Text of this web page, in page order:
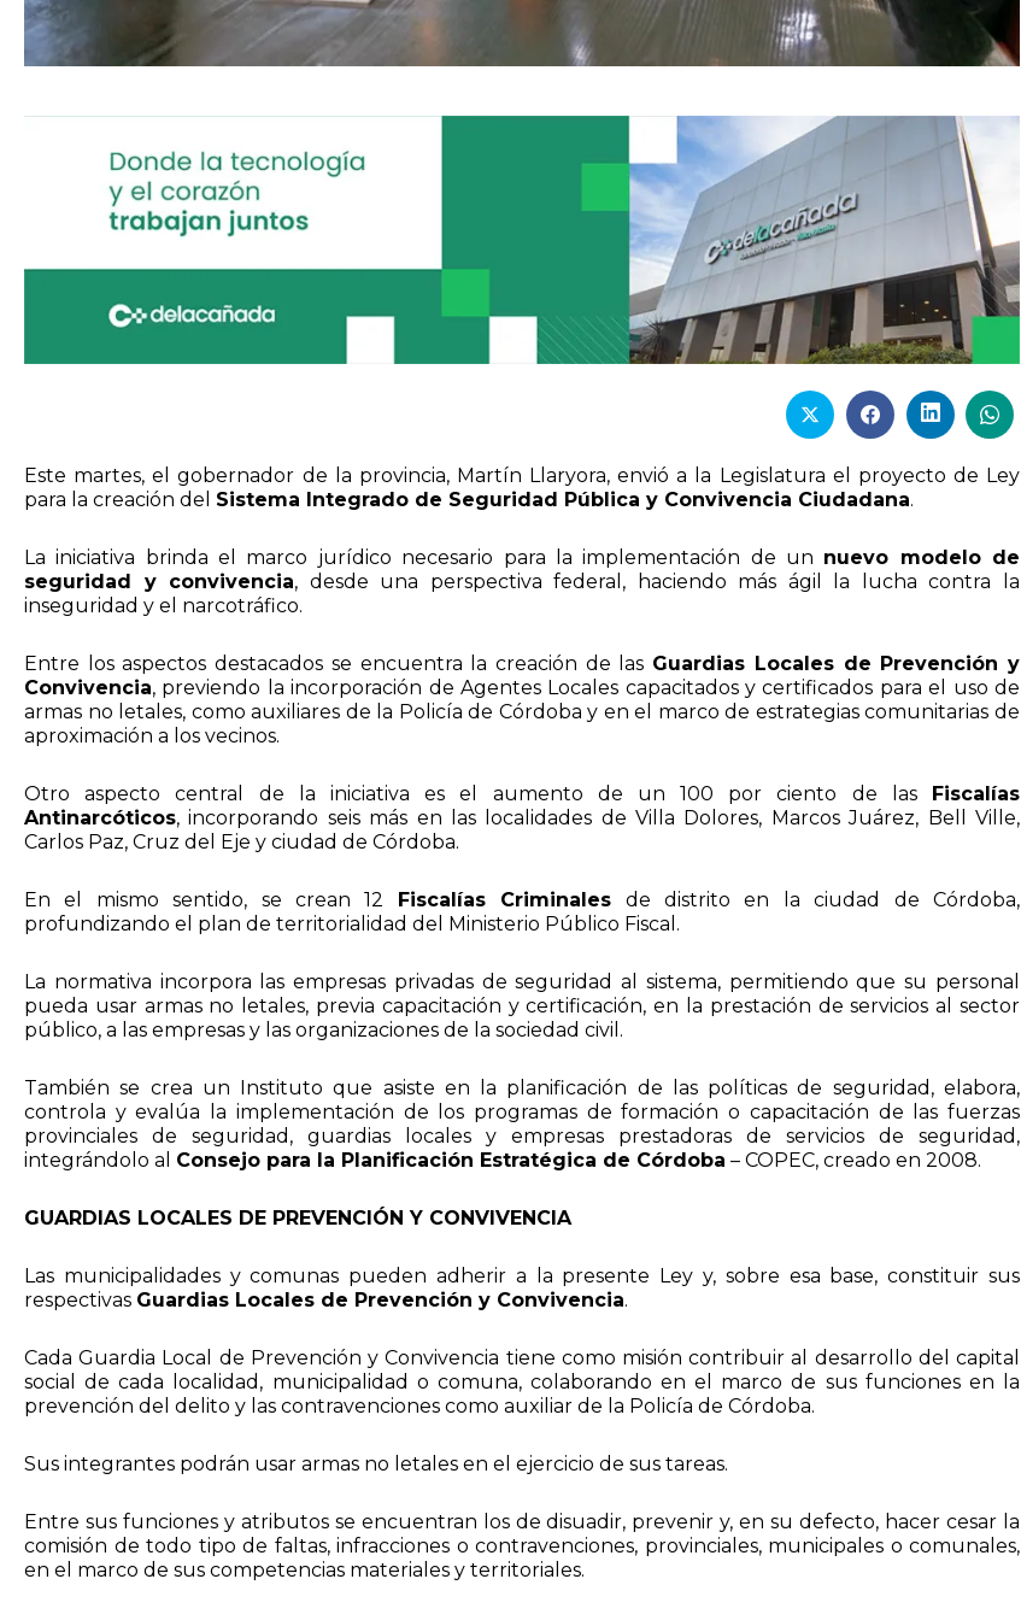
Este martes, el gobernador de la provincia, Martín Llaryora, envió a la Legislatura el proyecto de Ley
para la creación del Sistema Integrado de Seguridad Pública y Convivencia Ciudadana.
La iniciativa brinda el marco jurídico necesario para la implementación de un nuevo modelo de
seguridad y convivencia, desde una perspectiva federal, haciendo más ágil la lucha contra la
inseguridad y el narcotráfico.
Entre los aspectos destacados se encuentra la creación de las Guardias Locales de Prevención y
Convivencia, previendo la incorporación de Agentes Locales capacitados y certificados para el uso de
armas no letales, como auxiliares de la Policía de Córdoba y en el marco de estrategias comunitarias de
aproximación a los vecinos.
Otro aspecto central de la iniciativa es el aumento de un 100 por ciento de las Fiscalías
Antinarcóticos, incorporando seis más en las localidades de Villa Dolores, Marcos Juárez, Bell Ville,
Carlos Paz, Cruz del Eje y ciudad de Córdoba.
En el mismo sentido, se crean 12 Fiscalías Criminales de distrito en la ciudad de Córdoba,
profundizando el plan de territorialidad del Ministerio Público Fiscal.
La normativa incorpora las empresas privadas de seguridad al sistema, permitiendo que su personal
pueda usar armas no letales, previa capacitación y certificación, en la prestación de servicios al sector
público, a las empresas y las organizaciones de la sociedad civil.
También se crea un Instituto que asiste en la planificación de las políticas de seguridad, elabora,
controla y evalúa la implementación de los programas de formación o capacitación de las fuerzas
provinciales de seguridad, guardias locales y empresas prestadoras de servicios de seguridad,
integrándolo al Consejo para la Planificación Estratégica de Córdoba – COPEC, creado en 2008.
GUARDIAS LOCALES DE PREVENCIÓN Y CONVIVENCIA
Las municipalidades y comunas pueden adherir a la presente Ley y, sobre esa base, constituir sus
respectivas Guardias Locales de Prevención y Convivencia.
Cada Guardia Local de Prevención y Convivencia tiene como misión contribuir al desarrollo del capital
social de cada localidad, municipalidad o comuna, colaborando en el marco de sus funciones en la
prevención del delito y las contravenciones como auxiliar de la Policía de Córdoba.
Sus integrantes podrán usar armas no letales en el ejercicio de sus tareas.
Entre sus funciones y atributos se encuentran los de disuadir, prevenir y, en su defecto, hacer cesar la
comisión de todo tipo de faltas, infracciones o contravenciones, provinciales, municipales o comunales,
en el marco de sus competencias materiales y territoriales.